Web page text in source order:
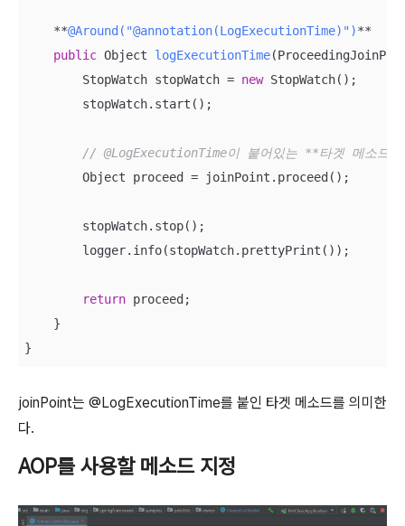
    **
@Around("@annotation(LogExecutionTime)")**
public Object logExecutionTime
        StopWatch stopWatch =
new StopWatch();
        stopWatch.start();
// @LogExecutionTime이 붙어있는 **타겟 메소드
        Object proceed = joinPoint.proceed();
        stopWatch.stop();
        logger.info(stopWatch.prettyPrint());
return proceed;
    }
joinPoint는 @LogExecutionTime를 붙인 타겟 메소드를 의미한
다.
AOP를 사용할 메소드 지정